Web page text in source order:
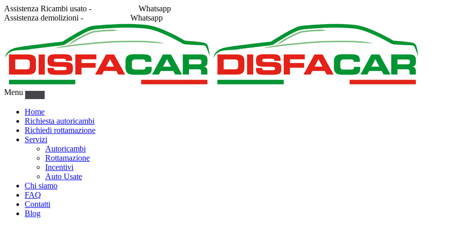
Assistenza Ricambi usato -
Whatsapp
Assistenza demolizioni -
Whatsapp
Menu
Home
Richiesta autoricambi
Richiedi rottamazione
Servizi
Autoricambi
Rottamazione
Incentivi
Auto Usate
Chi siamo
FAQ
Contatti
Blog